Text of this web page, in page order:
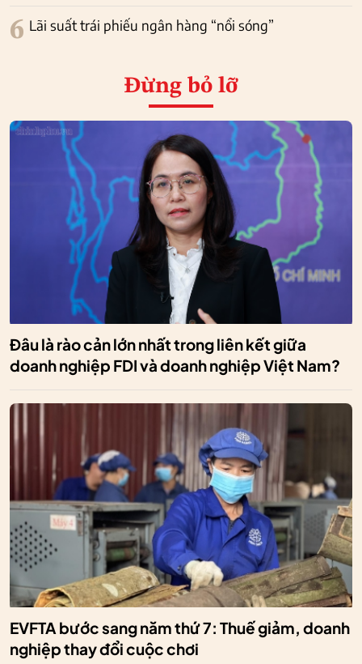
6 Lãi suất trái phiếu ngân hàng “nổi sóng”
Đừng bỏ lỡ
Đâu là rào cản lớn nhất trong liên kết giữa
doanh nghiệp FDI và doanh nghiệp Việt Nam?
EVFTA bước sang năm thứ 7: Thuế giảm, doanh
nghiệp thay đổi cuộc chơi